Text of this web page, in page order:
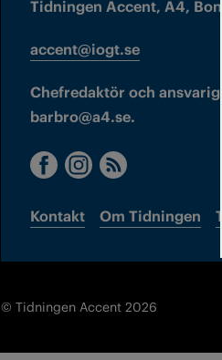
Tidningen Accent, A4,
accent@iogt.se
Chefredaktör och
barbro@a4.se.
Kontakt Om Tidningen
© Tidningen Accent 2026